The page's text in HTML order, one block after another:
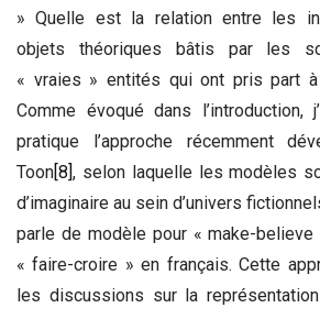
» Quelle est la relation entre les
objets théoriques bâtis par les
« vraies » entités qui ont pris part
Comme évoqué dans l’introduction,
pratique l’approche récemment
Toon [8] , selon laquelle les modèles
d’imaginaire au sein d’univers
parle de modèle pour « make-believe
« faire-croire » en français. Cette
les discussions sur la